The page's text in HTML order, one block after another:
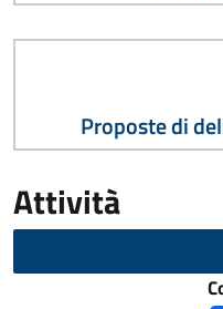
Proposte di
Attività